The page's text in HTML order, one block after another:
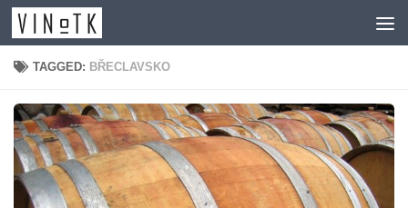
Skip to content
TAGGED: BŘECLAVSKO